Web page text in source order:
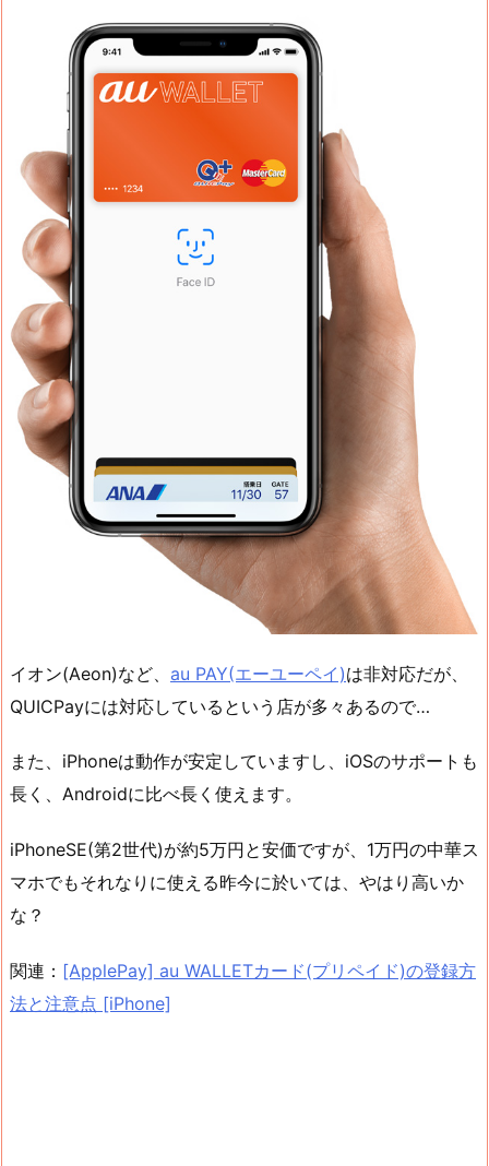
イオン(Aeon)など、 au PAY(エーユーペイ)は非対応だが、
QUICPayには対応しているという店が多々あるので…
また、iPhoneは動作が安定していますし、iOSのサポートも
長く、Androidに比べ長く使えます。
iPhoneSE(第2世代)が約5万円と安価ですが、1万円の中華ス
マホでもそれなりに使える昨今に於いては、やはり高いか
な？
関連： [ApplePay] au WALLETカード(プリペイド)の登録方
法と注意点 [iPhone]